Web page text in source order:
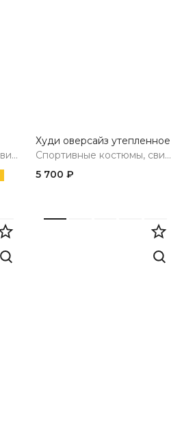
Спортивные костюмы, свитшоты, худи, брюки
Худи оверсайз утепленное
Спортивные костюмы, свитшоты, худи, брюки
5 700 ₽